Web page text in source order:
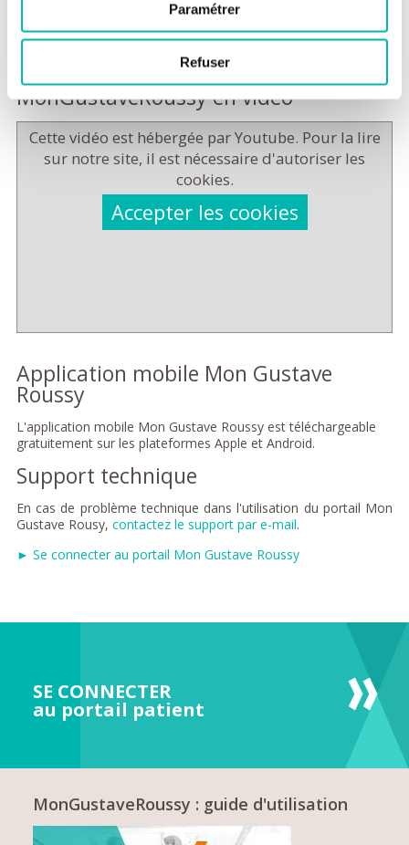
Paramétrer
Refuser
La présentation de
MonGustaveRoussy en vidéo
Cette vidéo est hébergée par Youtube. Pour la lire
sur notre site, il est nécessaire d'autoriser les
cookies.
Accepter les cookies
Application mobile Mon Gustave
Roussy
L'application mobile Mon Gustave Roussy est téléchargeable
gratuitement sur les plateformes Apple et Android.
Support technique
En cas de problème technique dans l'utilisation du portail Mon
Gustave Rousy, contactez le support par e-mail.
► Se connecter au portail Mon Gustave Roussy
SE CONNECTER
au portail patient
MonGustaveRoussy : guide d'utilisation